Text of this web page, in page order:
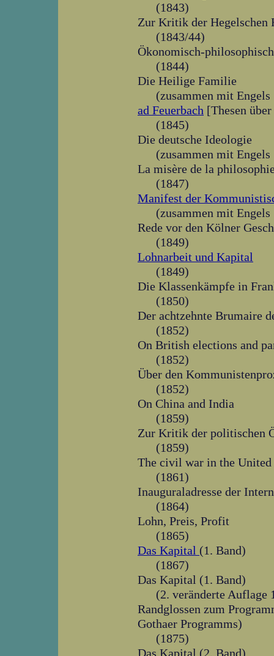
(1843)
Zur Kritik der Hegelschen
(1843/44)
Ökonomisch-
(1844)
Die Heilige Familie
(zusammen mit Engels
ad Feuerbach [Thesen
(1845)
Die deutsche Ideologie
(zusammen mit Engels
La misère de la
(1847)
Manifest der
(zusammen mit Engels
Rede vor den Kölner
(1849)
Lohnarbeit und Kapital
(1849)
Die Klassenkämpfe in
(1850)
Der achtzehnte Brumaire
(1852)
On British elections and
(1852)
Über den
(1852)
On China and India
(1859)
Zur Kritik der politischen
(1859)
The civil war in the United
(1861)
Inauguraladresse der
(1864)
Lohn, Preis, Profit
(1865)
Das Kapital (1. Band)
(1867)
Das Kapital (1. Band)
(2. veränderte Auflage
Randglossen zum
Gothaer Programms)
(1875)
Das Kapital (2. Band)